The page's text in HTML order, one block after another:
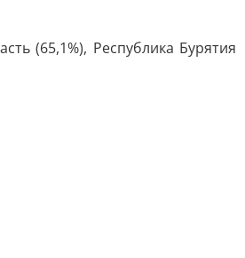
(65,1%), Республика Бурятия